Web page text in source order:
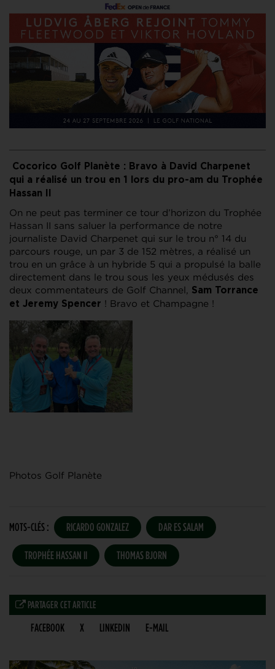
Cocorico Golf Planète : Bravo à David Charpenet
qui a réalisé un trou en 1 lors du pro-am du Trophée
Hassan II
On ne peut pas terminer ce tour d’horizon du Trophée
Hassan II sans saluer la performance de notre
journaliste David Charpenet qui sur le trou n° 14 du
parcours rouge, un par 3 de 152 mètres, a réalisé un
trou en un grâce à un hybride 5 qui a propulsé la balle
directement dans le trou sous les yeux médusés des
deux commentateurs de Golf Channel, Sam Torrance
et Jeremy Spencer ! Bravo et Champagne !
Photos Golf Planète
MOTS-CLÉS : RICARDO GONZALEZ DAR ES SALAM
TROPHÉE HASSAN II THOMAS BJORN
PARTAGER CET ARTICLE
FACEBOOK X LINKEDIN E-MAIL